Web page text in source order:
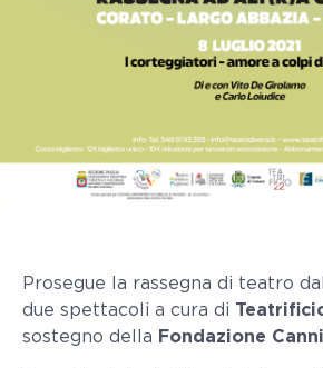
Prosegue la rassegna di teatro
due spettacoli a cura di
sostegno della Fondazione